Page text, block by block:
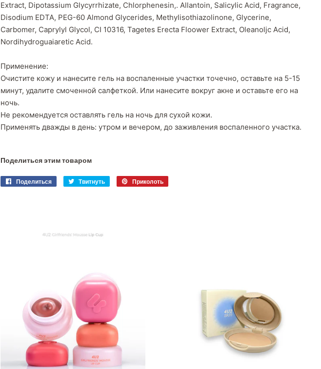
Extract, Dipotassium Glycyrrhizate, Chlorphenesin,. Allantoin, Salicylic Acid, Fragrance,
Disodium EDTA, PEG-60 Almond Glycerides, Methylisothiazolinone, Glycerine,
Carbomer, Caprylyl Glycol, CI 10316, Tagetes Erecta Floower Extract, Oleanoljc Acid,
Nordihydroguaiaretic Acid.
Применение:
Очистите кожу и нанесите гель на воспаленные участки точечно, оставьте на 5-15
минут, удалите смоченной салфеткой. Или нанесите вокруг акне и оставьте его на
ночь.
Не рекомендуется оставлять гель на ночь для сухой кожи.
Применять дважды в день: утром и вечером, до заживления воспаленного участка.
Поделиться этим товаром
Поделиться
ПоделитьсяТвитнуть
ТвитнутьПриколоть